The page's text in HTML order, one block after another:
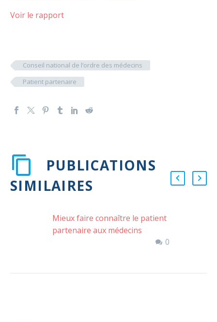
Voir le rapport
Conseil national de l’ordre des médecins
Patient partenaire
PUBLICATIONS
SIMILAIRES
Mieux faire connaître le patient
partenaire aux médecins
0